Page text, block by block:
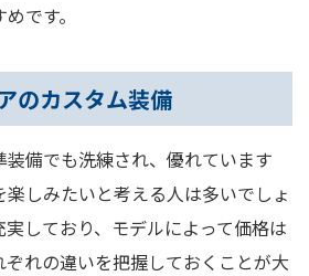
です。
のカスタム装備
装備でも洗練され、優れています
しみたいと考える人は多いでしょ
しており、モデルによって価格は
れの違いを把握しておくことが大